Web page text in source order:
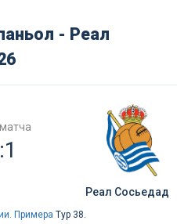
- Реал
Реал Сосьедад
Примера Тур 38.